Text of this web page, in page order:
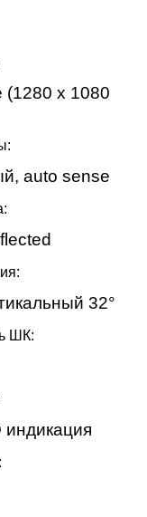
x 1080
auto sense
32°
ШК:
индикация